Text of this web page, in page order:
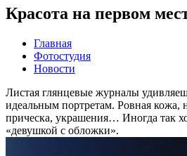
Красота на первом
Главная
Фотостудия
Новости
Листая глянцевые журналы
идеальным портретам. Ровная
прическа, украшения… Иногда так
«девушкой с обложки».